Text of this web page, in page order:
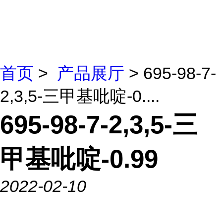
首页 > 产品展厅 > 695-98-7-
2,3,5-三甲基吡啶-0....
695-98-7-2,3,5-三
甲基吡啶-0.99
2022-02-10